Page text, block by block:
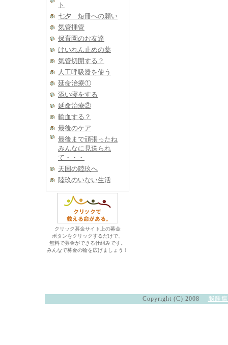
ト
七夕 短冊への願い
気管挿管
保育園のお友達
けいれん止めの薬
気管切開する？
人工呼吸器を使う
延命治療①
添い寝をする
延命治療②
輸血する？
最後のケア
最後まで頑張ったね
みんなに見送られ
て・・・
天国の陸玖へ
陸玖のいない生活
クリック募金サイト上の募金
ボタンをクリックするだけで、
無料で募金ができる仕組みです。
みんなで募金の輪を広げましょう！
Copyright (C) 2008 脳腫